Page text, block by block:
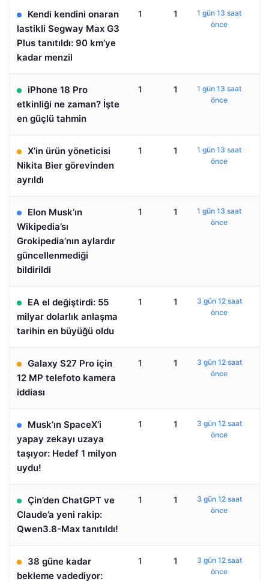
Kendi kendini onaran
lastikli Segway Max G3
Plus tanıtıldı: 90 km’ye
kadar menzil
1 1
1 gün 13 saat
önce
iPhone 18 Pro
etkinliği ne zaman? İşte
en güçlü tahmin
1 1
1 gün 13 saat
önce
X’in ürün yöneticisi
Nikita Bier görevinden
ayrıldı
1 1
1 gün 13 saat
önce
Elon Musk’ın
Wikipedia’sı
Grokipedia’nın aylardır
güncellenmediği
bildirildi
1 1
1 gün 13 saat
önce
EA el değiştirdi: 55
milyar dolarlık anlaşma
tarihin en büyüğü oldu
1 1
3 gün 12 saat
önce
Galaxy S27 Pro için
12 MP telefoto kamera
iddiası
1 1
3 gün 12 saat
önce
Musk’ın SpaceX’i
yapay zekayı uzaya
taşıyor: Hedef 1 milyon
uydu!
1 1
3 gün 12 saat
önce
Çin’den ChatGPT ve
Claude’a yeni rakip:
Qwen3.8-Max tanıtıldı!
1 1
3 gün 12 saat
önce
38 güne kadar
bekleme vadediyor:
1 1
3 gün 12 saat
önce